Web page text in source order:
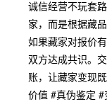
诚信经营不玩套
家，而是根据藏
如果藏家对报价
双方达成共识。
账，让藏家变现
价值 #真伪鉴定